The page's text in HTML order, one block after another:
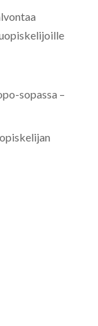
sopassa –